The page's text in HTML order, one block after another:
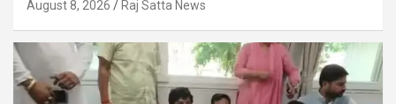
August 8, 2026 Raj Satta News